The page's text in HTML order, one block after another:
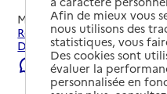
Mis à jour le01/08/2026
Rechercher les
Douai.
Signaler une erreur
Afin de mieux vous
nous utilisons des
statistiques, vous
Des cookies sont
évaluer la
personnalisée en